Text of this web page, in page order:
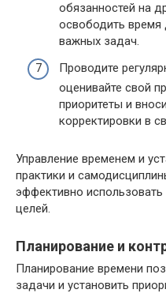
обязанностей на
освободить время
важных задач.
Проводите
оценивайте свой
приоритеты и
корректировки в
Управление временем и
практики и
эффективно
целей.
Планирование и
Планирование времени
задачи и установить